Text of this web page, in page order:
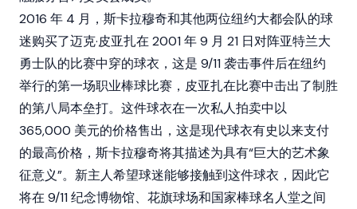
2016 年 4 月，斯卡拉穆奇和其他两位纽约大都会队的球
迷购买了迈克·皮亚扎在 2001 年 9 月 21 日对阵亚特兰大
勇士队的比赛中穿的球衣，这是 9/11 袭击事件后在纽约
举行的第一场职业棒球比赛，皮亚扎在比赛中击出了制胜
的第八局本垒打。这件球衣在一次私人拍卖中以
365,000 美元的价格售出，这是现代球衣有史以来支付
的最高价格，斯卡拉穆奇将其描述为具有“巨大的艺术象
征意义”。新主人希望球迷能够接触到这件球衣，因此它
将在 9/11 纪念博物馆、花旗球场和国家棒球名人堂之间